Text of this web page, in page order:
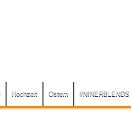
Hochzeit Ostern #NINERBLENDS